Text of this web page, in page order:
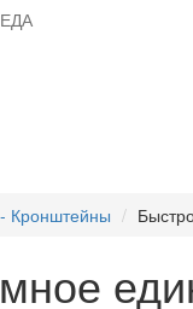
Кронштейны